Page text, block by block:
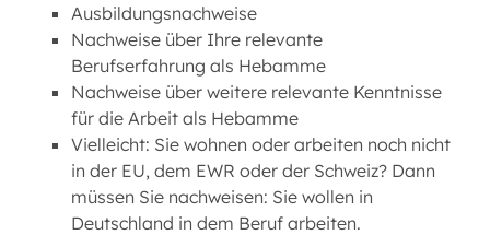
Ausbildungsnachweise
Nachweise über Ihre relevante
Berufserfahrung als Hebamme
Nachweise über weitere relevante Kenntnisse
für die Arbeit als Hebamme
Vielleicht: Sie wohnen oder arbeiten noch nicht
in der EU, dem EWR oder der Schweiz? Dann
müssen Sie nachweisen: Sie wollen in
Deutschland in dem Beruf arbeiten.